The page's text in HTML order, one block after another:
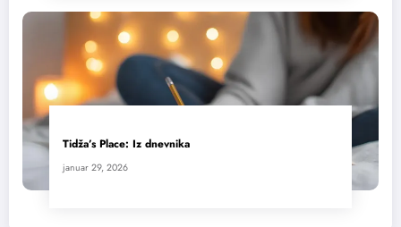
Tidža’s Place: Iz dnevnika
januar 29, 2026